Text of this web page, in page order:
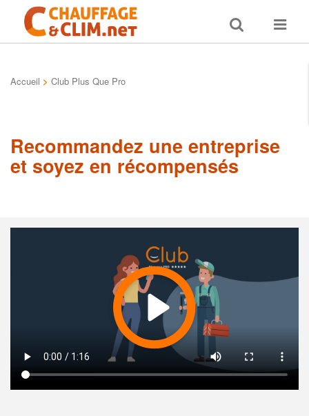
Toggle
search
Toggle
Accueil > Club Plus Que Pro
Recommandez une entreprise
et soyez en récompensés